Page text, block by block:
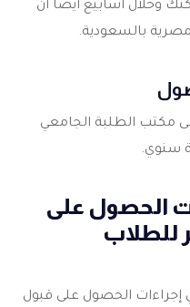
وخلال أسابيع أيضاً أن
بالسعودية.
مكتب الطلبة الجامعي
سنوي.
الحصول على
للطلاب
في إجراءات الحصول على قبول